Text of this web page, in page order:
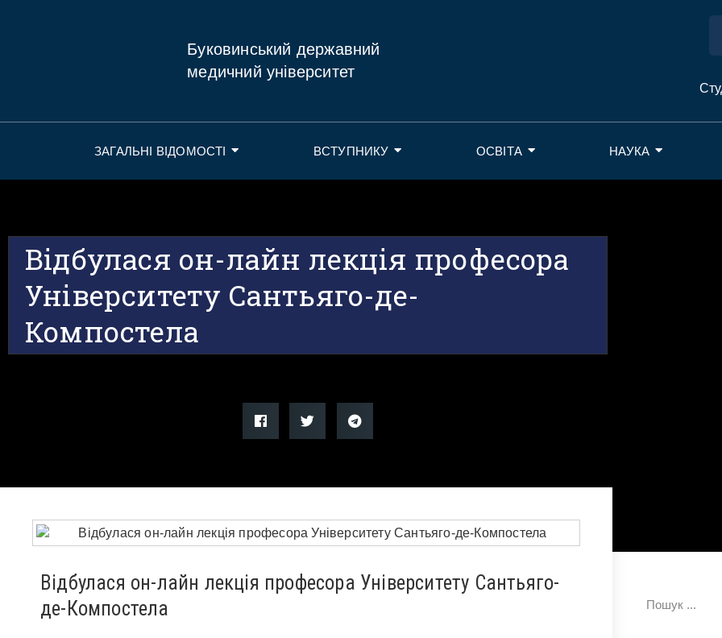
Буковинський державний
медичний університет
ЗАГАЛЬНІ ВІДОМОСТІ ВСТУПНИКУ ОСВІТА НАУКА
Відбулася он-лайн лекція професора
Університету Сантьяго-де-
Компостела
Відбулася он-лайн лекція професора Університету Сантьяго-
де-Компостела